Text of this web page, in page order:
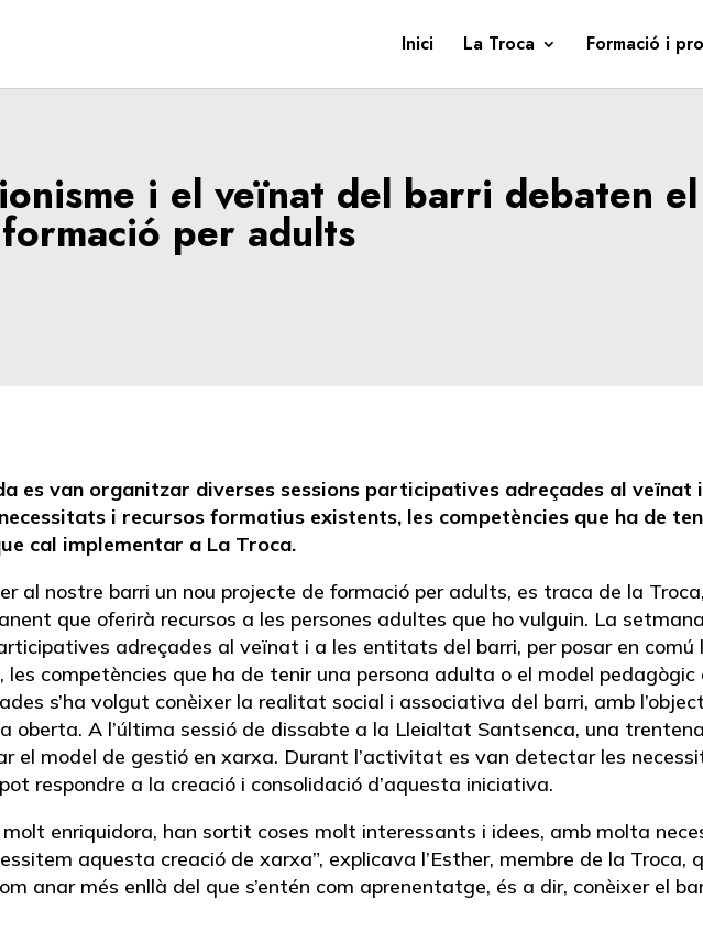
Inici La Troca Formació i
i el veïnat del barri debaten
per adults
es van organitzar diverses sessions participatives adreçades al
i recursos formatius existents, les competències que ha de
cal implementar a La Troca.
al nostre barri un nou projecte de formació per adults, es traca de la
que oferirà recursos a les persones adultes que ho vulguin. La
adreçades al veïnat i a les entitats del barri, per posar en comú
competències que ha de tenir una persona adulta o el model pedagògic
s’ha volgut conèixer la realitat social i associativa del barri, amb
oberta. A l’última sessió de dissabte a la Lleialtat Santsenca, una
el model de gestió en xarxa. Durant l’activitat es van detectar les
respondre a la creació i consolidació d’aquesta iniciativa.
enriquidora, han sortit coses molt interessants i idees, amb molta
aquesta creació de xarxa”, explicava l’Esther, membre de la Troca,
anar més enllà del que s’entén com aprenentatge, és a dir, conèixer el